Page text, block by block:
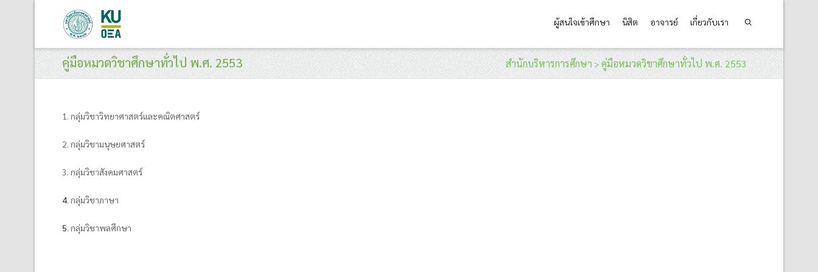
ผู้สนใจเข้าศึกษา นิสิต อาจารย์ เกี่ยวกับเรา
คู่มือหมวดวิชาศึกษาทั่วไป พ.ศ. 2553 สำนักบริหารการศึกษา > คู่มือหมวดวิชาศึกษาทั่วไป พ.ศ. 2553
1. กลุ่มวิชาวิทยาศาสตร์และคณิตศาสตร์
2. กลุ่มวิชามนุษยศาสตร์
3. กลุ่มวิชาสังคมศาสตร์
4. กลุ่มวิชาภาษา
5. กลุ่มวิชาพลศึกษา